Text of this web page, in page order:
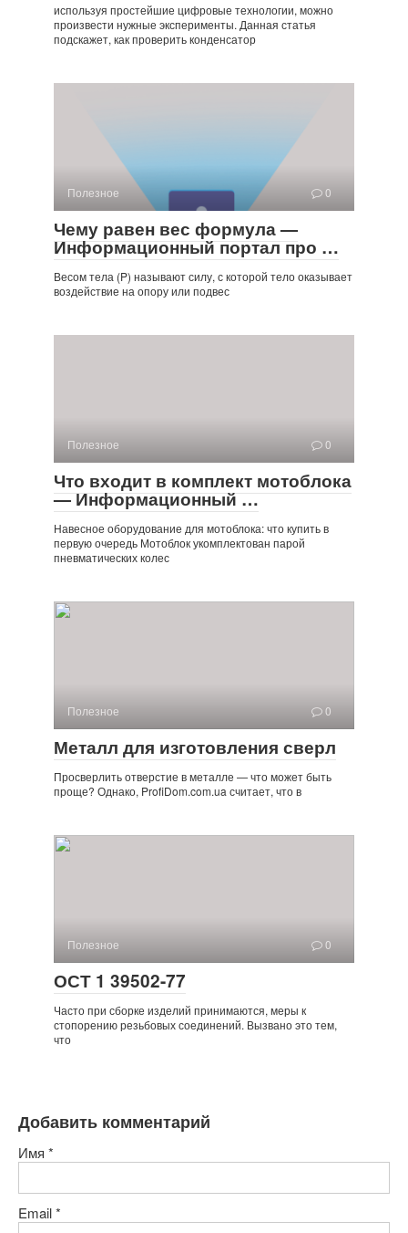
используя простейшие цифровые технологии, можно
произвести нужные эксперименты. Данная статья
подскажет, как проверить конденсатор
Полезное 0
Чему равен вес формула —
Информационный портал про …
Весом тела (P) называют силу, с которой тело оказывает
воздействие на опору или подвес
Полезное 0
Что входит в комплект мотоблока
— Информационный …
Навесное оборудование для мотоблока: что купить в
первую очередь Мотоблок укомплектован парой
пневматических колес
Полезное 0
Металл для изготовления сверл
Просверлить отверстие в металле — что может быть
проще? Однако, ProfiDom.com.ua считает, что в
Полезное 0
ОСТ 1 39502-77
Часто при сборке изделий при­нимаются, меры к
стопорению резьбовых соединений. Вызвано это тем,
что
Добавить комментарий
Имя *
Email*